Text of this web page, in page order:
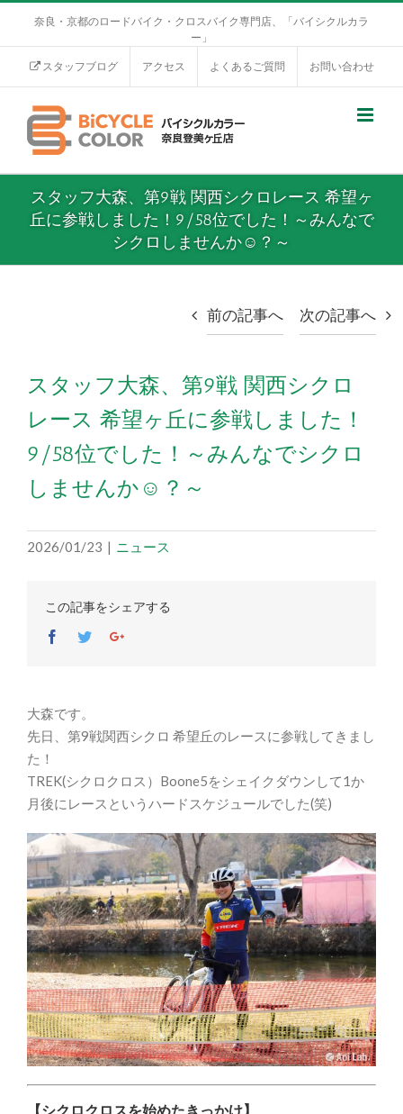
奈良・京都のロードバイク・クロスバイク専門店、「バイシクルカラ
ー」
スタッフブログ アクセス よくあるご質問 お問い合わせ
スタッフ大森、第9戦 関西シクロレース 希望ヶ
丘に参戦しました！9/58位でした！～みんなで
シクロしませんか☺？～
前の記事へ 次の記事へ
スタッフ大森、第9戦 関西シクロ
レース 希望ヶ丘に参戦しました！
9/58位でした！～みんなでシクロ
しませんか☺？～
2026/01/23 | ニュース
この記事をシェアする
Facebook
TwitterGoogle+
大森です。
先日、第9戦関西シクロ 希望丘のレースに参戦してきまし
た！
TREK(シクロクロス）Boone5をシェイクダウンして1か
月後にレースというハードスケジュールでした(笑)
【シクロクロスを始めたきっかけ】